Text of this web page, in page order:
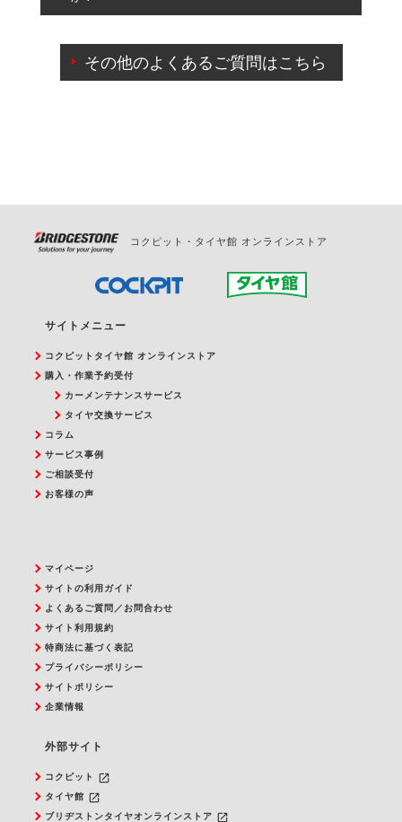
出来ないものもございます。
ご来店予約日の3営業日前を過ぎている場合のご予約
の日時変更につきましては、直接ご予約の店舗まで
その他のよくあるご質問はこちら
コクピット・タイヤ館 オンラインストア
サイトメニュー
コクピットタイヤ館 オンラインストア
購入・作業予約受付
カーメンテナンスサービス
タイヤ交換サービス
コラム
サービス事例
ご相談受付
お客様の声
マイページ
サイトの利用ガイド
よくあるご質問／お問合わせ
サイト利用規約
特商法に基づく表記
プライバシーポリシー
サイトポリシー
企業情報
外部サイト
コクピット launch
タイヤ館 launch
ブリヂストンタイヤオンラインストア launch